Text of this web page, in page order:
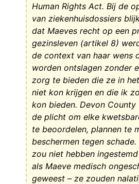
Human Rights Act. Bij de
van ziekenhuisdossiers
dat Maeves recht op een
gezinsleven (artikel 8)
de context van haar wens
worden ontslagen zonder
zorg te bieden die ze in
niet kon krijgen en die ik
kon bieden. Devon
de plicht om elke
te beoordelen, plannen te
beschermen tegen
zou niet hebben
als Maeve medisch
geweest – ze zouden